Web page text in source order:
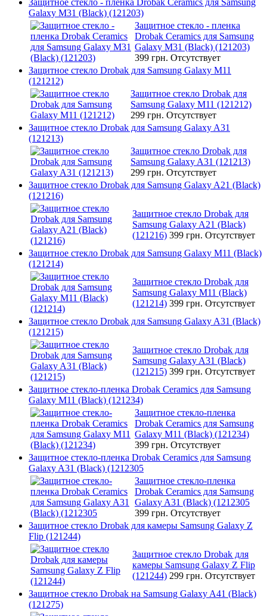
Galaxy M31 (Black) (121203)
Защитное стекло - пленка
Drobak Ceramics для Samsung
Galaxy M31 (Black) (121203)
399 грн. Отсутствует
Защитное стекло Drobak для Samsung Galaxy M11
(121212)
Защитное стекло Drobak для
Samsung Galaxy M11 (121212)
299 грн. Отсутствует
Защитное стекло Drobak для Samsung Galaxy A31
(121213)
Защитное стекло Drobak для
Samsung Galaxy A31 (121213)
299 грн. Отсутствует
Защитное стекло Drobak для Samsung Galaxy A21 (Black)
(121216)
Защитное стекло Drobak для
Samsung Galaxy A21 (Black)
(121216) 399 грн. Отсутствует
Защитное стекло Drobak для Samsung Galaxy M11 (Black)
(121214)
Защитное стекло Drobak для
Samsung Galaxy M11 (Black)
(121214) 399 грн. Отсутствует
Защитное стекло Drobak для Samsung Galaxy A31 (Black)
(121215)
Защитное стекло Drobak для
Samsung Galaxy A31 (Black)
(121215) 399 грн. Отсутствует
Защитное стекло-пленка Drobak Ceramics для Samsung
Galaxy M11 (Black) (121234)
Защитное стекло-пленка
Drobak Ceramics для Samsung
Galaxy M11 (Black) (121234)
399 грн. Отсутствует
Защитное стекло-пленка Drobak Ceramics для Samsung
Galaxy A31 (Black) (1212305
Защитное стекло-пленка
Drobak Ceramics для Samsung
Galaxy A31 (Black) (1212305
399 грн. Отсутствует
Защитное стекло Drobak для камеры Samsung Galaxy Z
Flip (121244)
Защитное стекло Drobak для
камеры Samsung Galaxy Z Flip
(121244) 299 грн. Отсутствует
Защитное стекло Drobak на Samsung Galaxy A41 (Black)
(121275)